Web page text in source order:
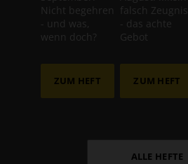
Nicht begehren
- und was,
wenn doch?
ZUM HEFT
falsch Zeugnis
- das achte
Gebot
ZUM HEFT
ALLE HEFTE